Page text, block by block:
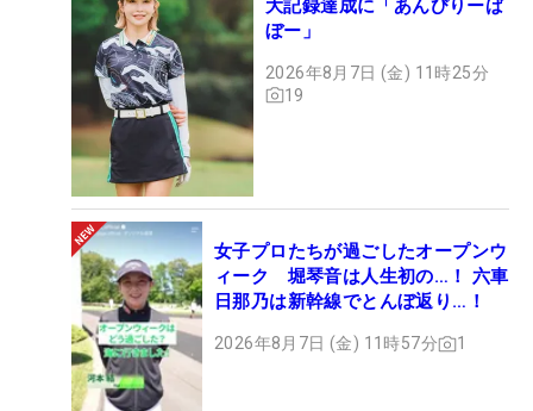
大記録達成に「あんびりーば
ぼー」
2026年8月7日 (金) 11時25分
19
女子プロたちが過ごしたオープンウ
ィーク 堀琴音は人生初の…！ 六車
日那乃は新幹線でとんぼ返り…！
2026年8月7日 (金) 11時57分 1